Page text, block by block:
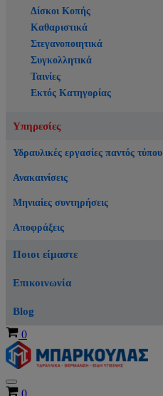
Δίσκοι Κοπής
Καθαριστικά
Στεγανοποιητικά
Συγκολλητικά
Ταινίες
Εκτός Κατηγορίας
Υπηρεσίες
Υδραυλικές εργασίες παντός τύπου
Ανακαινίσεις
Μηνιαίες συντηρήσεις
Αποφράξεις
Ποιοι είμαστε
Επικοινωνία
Blog
Καλάθι
0
ΜενούΚαλάθι
0